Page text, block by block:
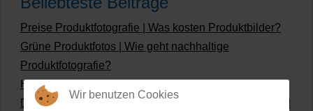
Preise Produktfotografie | Was kosten Produktbilder?
Grüne Produktfotos | Wie geht nachhaltige
Produktfotografie?
Hollow Man Fotografie | Darauf kommt es an!
Dateiformate und Bilder mit transparentem Hintergrund
Wir benutzen Cookies